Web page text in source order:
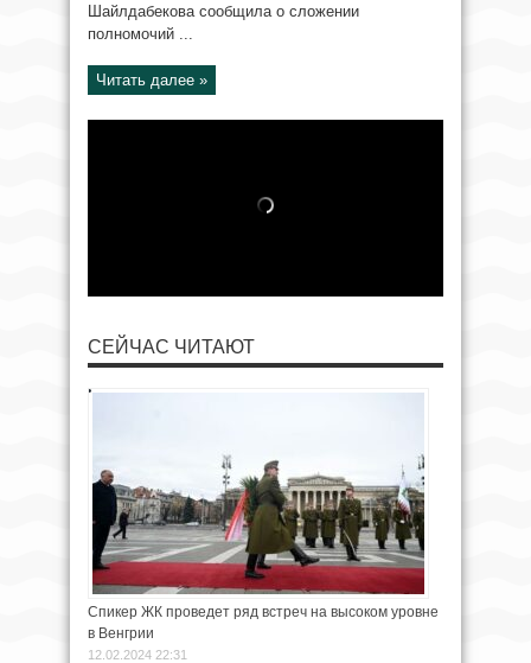
Шайлдабекова сообщила о сложении
полномочий ...
Читать далее »
СЕЙЧАС ЧИТАЮТ
Спикер ЖК проведет ряд встреч на высоком уровне
в Венгрии
12.02.2024 22:31